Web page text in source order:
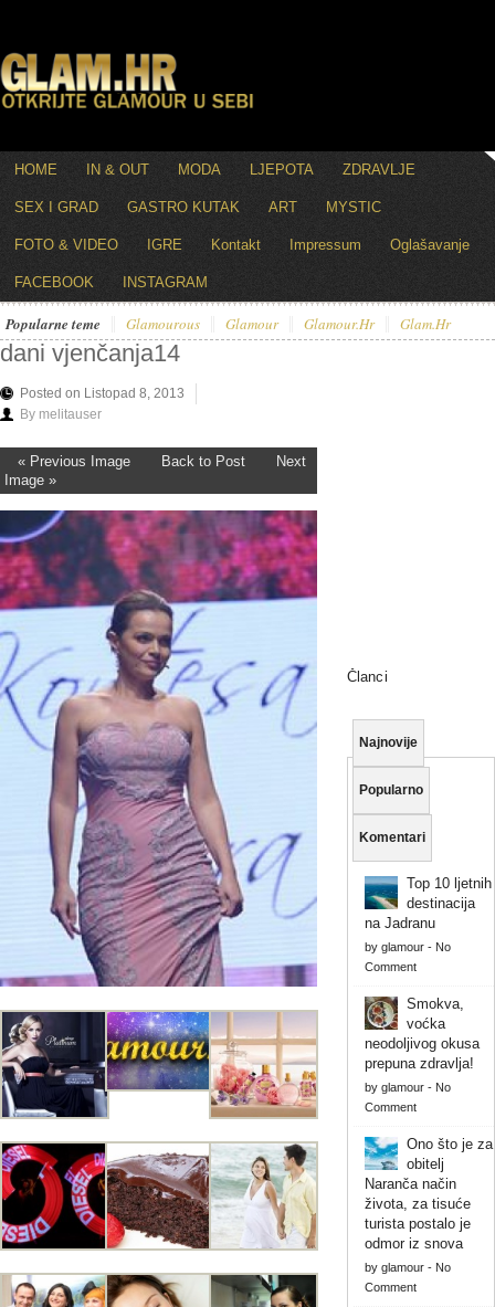
HOME IN & OUT MODA LJEPOTA ZDRAVLJE
SEX I GRAD GASTRO KUTAK ART MYSTIC
FOTO & VIDEO IGRE Kontakt Impressum Oglašavanje
FACEBOOK INSTAGRAM
Popularne teme Glamourous Glamour Glamour.hr Glam.hr
dani vjenčanja14
Posted on Listopad 8, 2013
By melitauser
« Previous Image Back to Post
Next
Image »
Članci
Najnovije
Popularno
Komentari
Top 10 ljetnih
destinacija
na Jadranu
by glamour- No
Comment
Smokva,
voćka
neodoljivog okusa
prepuna zdravlja!
by glamour- No
Comment
Ono što je za
obitelj
Naranča način
života, za tisuće
turista postalo je
odmor iz snova
by glamour- No
Comment